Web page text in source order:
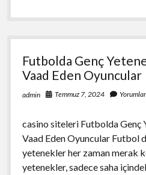
İçin
Uygulamalar
Futbolda Genç
Vaad Eden Oyuncular
admin Temmuz 7, 2024
casino siteleri Futbolda Genç
Vaad Eden Oyuncular Futbol
yetenekler her zaman merak
yetenekler, sadece saha